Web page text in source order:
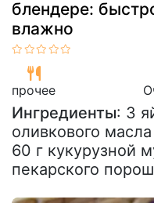
блендере:
влажно
прочее
Ингредиенты: 3
оливкового
60 г кукурузной
пекарского